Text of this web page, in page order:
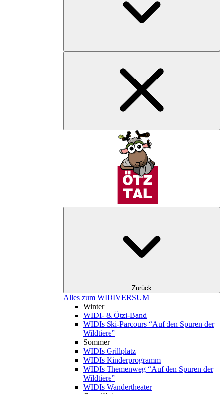
Zurück
Alles zum WIDIVERSUM
Winter
WIDI- & Ötzi-Band
WIDIs Ski-Parcours “Auf den Spuren der
Wildtiere”
Sommer
WIDIs Grillplatz
WIDIs Kinderprogramm
WIDIs Themenweg “Auf den Spuren der
Wildtiere”
WIDIs Wandertheater